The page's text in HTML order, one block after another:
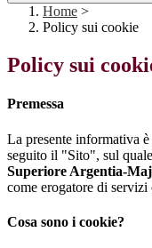
Home >
Policy sui cookie
Policy sui
Premessa
La presente informativa
seguito il "Sito", sul
Superiore Argentia-
come erogatore di
Cosa sono i cookie?